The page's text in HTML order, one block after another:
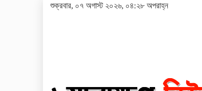
শুক্রবার, ০৭ অগাস্ট ২০২৬, ০৪:২৮ অপরাহ্ন